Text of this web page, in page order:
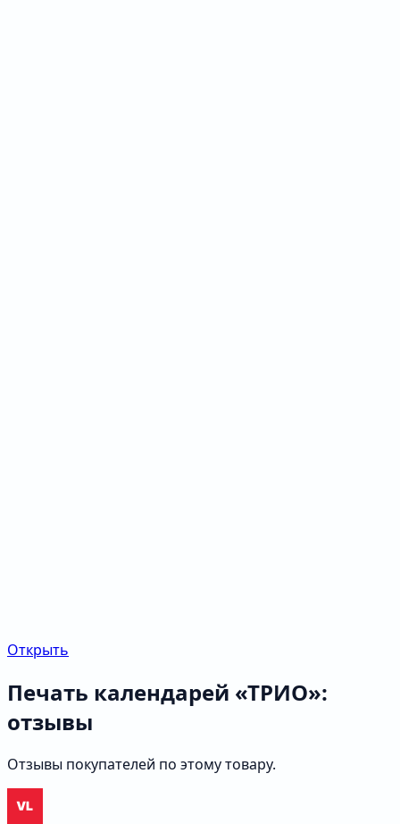
Открыть
Печать календарей «ТРИО»:
отзывы
Отзывы покупателей по этому товару.